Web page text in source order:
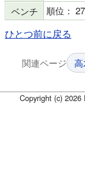
ベンチ
順位：
ひとつ前に戻る
関連ページ
Copyright (c) 2026